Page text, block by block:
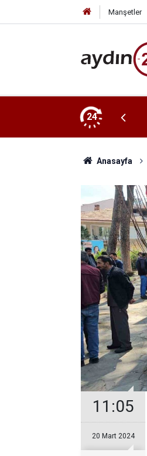
Manşetler
24
dünyasının önde gelen isimlerini
Anasayfa
11:05
20 Mart 2024